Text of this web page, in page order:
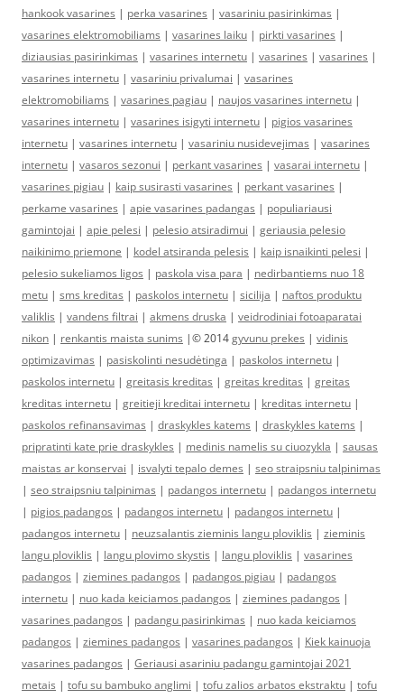
hankook vasarines | perka vasarines | vasariniu pasirinkimas |
vasarines elektromobiliams | vasarines laiku | pirkti vasarines |
diziausias pasirinkimas | vasarines internetu | vasarines | vasarines |
vasarines internetu | vasariniu privalumai | vasarines
elektromobiliams | vasarines pagiau | naujos vasarines internetu |
vasarines internetu | vasarines isigyti internetu | pigios vasarines
internetu | vasarines internetu | vasariniu nusidevejimas | vasarines
internetu | vasaros sezonui | perkant vasarines | vasarai internetu |
vasarines pigiau | kaip susirasti vasarines | perkant vasarines |
perkame vasarines | apie vasarines padangas | populiariausi
gamintojai | apie pelesi | pelesio atsiradimui | geriausia pelesio
naikinimo priemone | kodel atsiranda pelesis | kaip isnaikinti pelesi |
pelesio sukeliamos ligos | paskola visa para | nedirbantiems nuo 18
metu | sms kreditas | paskolos internetu | sicilija | naftos produktu
valiklis | vandens filtrai | akmens druska | veidrodiniai fotoaparatai
nikon | renkantis maista sunims |© 2014gyvunu prekes | vidinis
optimizavimas | pasiskolinti nesudėtinga | paskolos internetu |
paskolos internetu | greitasis kreditas | greitas kreditas | greitas
kreditas internetu | greitieji kreditai internetu | kreditas internetu |
paskolos refinansavimas | draskykles katems | draskykles katems |
pripratinti kate prie draskykles | medinis namelis su ciuozykla | sausas
maistas ar konservai | isvalyti tepalo demes | seo straipsniu talpinimas
| seo straipsniu talpinimas | padangos internetu | padangos internetu
| pigios padangos | padangos internetu | padangos internetu |
padangos internetu | neuzsalantis zieminis langu ploviklis | zieminis
langu ploviklis | langu plovimo skystis | langu ploviklis | vasarines
padangos | ziemines padangos | padangos pigiau | padangos
internetu | nuo kada keiciamos padangos | ziemines padangos |
vasarines padangos | padangu pasirinkimas | nuo kada keiciamos
padangos | ziemines padangos | vasarines padangos | Kiek kainuoja
vasarines padangos | Geriausi asariniu padangu gamintojai 2021
metais | tofu su bambuko anglimi | tofu zalios arbatos ekstraktu | tofu